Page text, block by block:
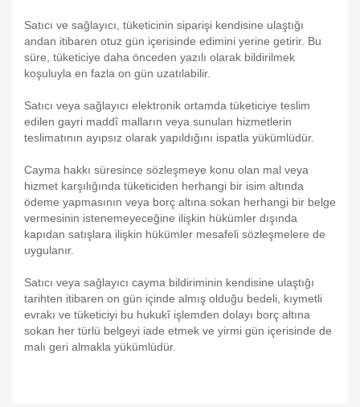
Satıcı ve sağlayıcı, tüketicinin siparişi kendisine ulaştığı
andan itibaren otuz gün içerisinde edimini yerine getirir. Bu
süre, tüketiciye daha önceden yazılı olarak bildirilmek
koşuluyla en fazla on gün uzatılabilir.
Satıcı veya sağlayıcı elektronik ortamda tüketiciye teslim
edilen gayri maddî malların veya sunulan hizmetlerin
teslimatının ayıpsız olarak yapıldığını ispatla yükümlüdür.
Cayma hakkı süresince sözleşmeye konu olan mal veya
hizmet karşılığında tüketiciden herhangi bir isim altında
ödeme yapmasının veya borç altına sokan herhangi bir belge
vermesinin istenemeyeceğine ilişkin hükümler dışında
kapıdan satışlara ilişkin hükümler mesafeli sözleşmelere de
uygulanır.
Satıcı veya sağlayıcı cayma bildiriminin kendisine ulaştığı
tarihten itibaren on gün içinde almış olduğu bedeli, kıymetli
evrakı ve tüketiciyi bu hukukî işlemden dolayı borç altına
sokan her türlü belgeyi iade etmek ve yirmi gün içerisinde de
malı geri almakla yükümlüdür.